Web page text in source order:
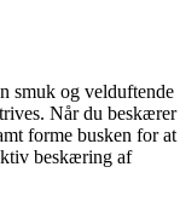
smuk og velduftende
Når du beskærer
forme busken for at
beskæring af